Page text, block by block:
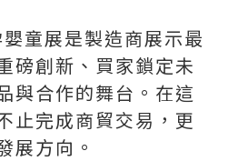
童展是製造商展示最
磅創新、買家鎖定未
與合作的舞台。在這
止完成商貿交易，更
展方向。